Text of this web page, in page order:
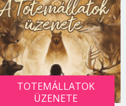
TOTEMÁLLATOK
ÜZENETE